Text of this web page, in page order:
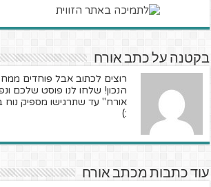
בקטנה על כתב אורח
רוצים לכתוב אבל פוחדים
הנכון! שלחו לנו פוסט שלכם
אורח" עד שתרגישו מספיק נוח
:)
עוד כתבות מכתב אורח